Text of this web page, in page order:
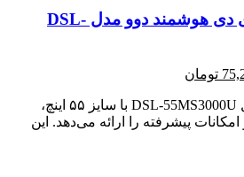
تلویزیون 55 اینچ ال ای دی هوشمند دوو مدل DSL-
81,000,000 تومان
تومان
75,200,000 تومان.
تلویزیون هوشمند دوو مدل DSL-55MS3000U با سایز ۵۵ اینچ،
پیشرفته را ارائه می‌دهد. این